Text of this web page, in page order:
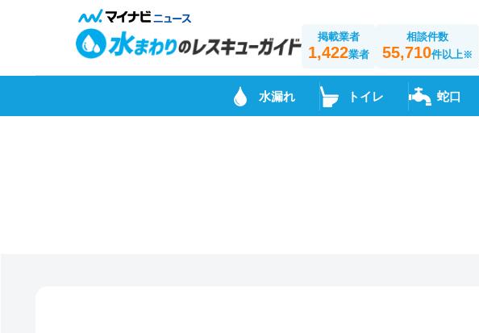
掲載業者
1,422業者
相談件数
55,710件以上※
水漏れ トイレ 蛇口